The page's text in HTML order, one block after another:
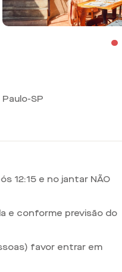
SP
12:15 e no jantar NÃO
e conforme previsão do
favor entrar em